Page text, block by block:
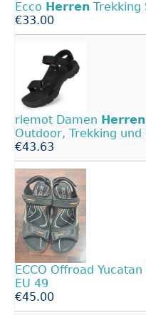
Ecco Herren Trekking
€33.00
riemot Damen Herren
Outdoor, Trekking und
€43.63
ECCO Offroad Yucatan
EU 49
€45.00